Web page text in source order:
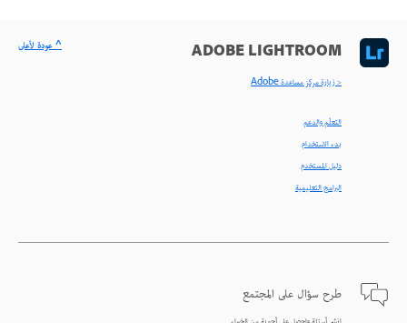
ADOBE LIGHTROOM
< زيارة مركز مساعدة Adobe
التعلّم والدعم
بدء الاستخدام
دليل المستخدم
البرامج التعليمية
طرح سؤال على المجتمع
^ عودة لأعلى